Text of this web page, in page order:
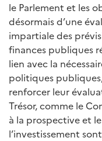
le Parlement et les
désormais d’une
impartiale des
finances publiques
lien avec la
politiques
renforcer leur
Trésor, comme le
à la prospective et
l’investissement